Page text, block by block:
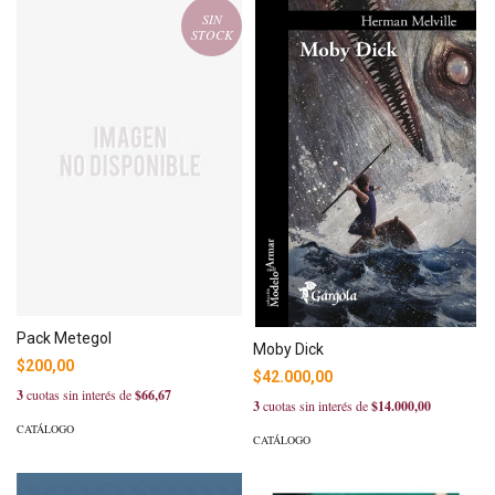
SIN
STOCK
Pack Metegol
$200,00
3cuotas sin interés de$66,67
CATÁLOGO
Moby Dick
$42.000,00
3cuotas sin interés de$14.000,00
CATÁLOGO